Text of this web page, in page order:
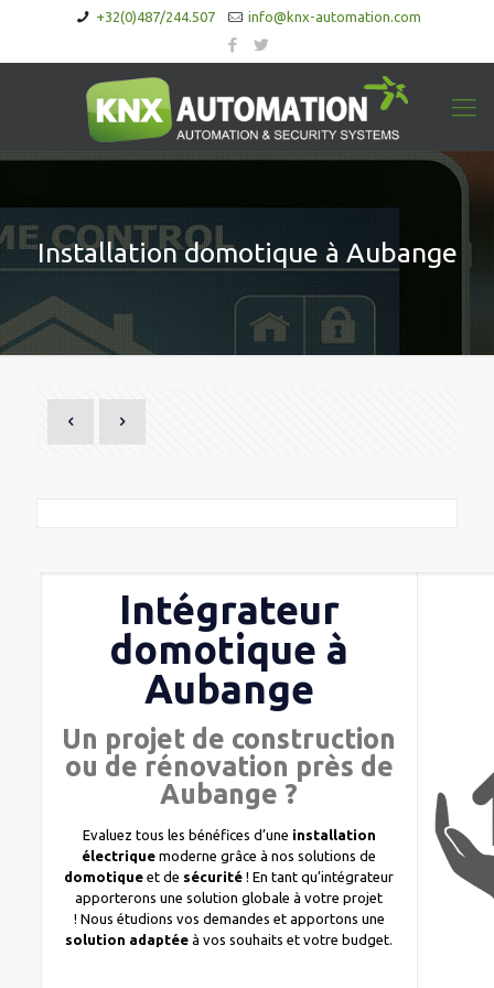
+32(0)487/244.507 info@knx-automation.com
Installation domotique à Aubange
Intégrateur
domotique à
Aubange
Un projet de construction
ou de rénovation près de
Aubange ?
Evaluez tous les bénéfices d’une installation
électrique moderne grâce à nos solutions de
domotique et de sécurité ! En tant qu’intégrateur
apporterons une solution globale à votre projet
! Nous étudions vos demandes et apportons une
solution adaptéeà vos souhaits et votre budget.